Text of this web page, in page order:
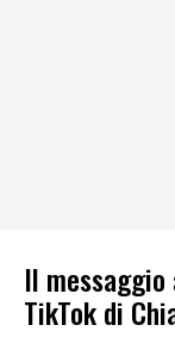
Il
TikTok di